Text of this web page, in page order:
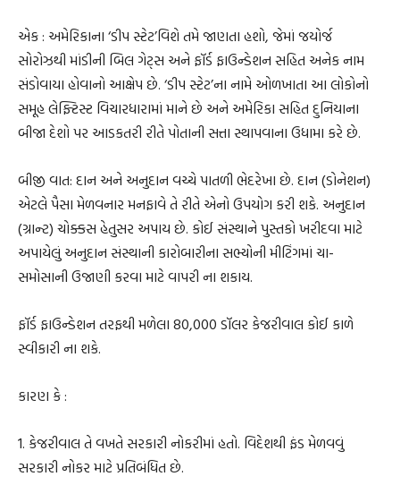
એક : અમેરિકાના ‘ડીપ સ્ટેટ’વિશે તમે જાણતા હશો, જેમાં જયોર્જ
સોરોઝથી માંડીની બિલ ગેટ્સ અને ફૉર્ડ ફાઉન્ડેશન સહિત અનેક નામ
સંડોવાયા હોવાનો આક્ષેપ છે. ‘ડીપ સ્ટેટ’ના નામે ઓળખાતા આ લોકોનો
સમૂહ લેફ્ટિસ્ટ વિચારધારામાં માને છે અને અમેરિકા સહિત દુનિયાના
બીજા દેશો પર આડકતરી રીતે પોતાની સત્તા સ્થાપવાના ઉધામા કરે છે.
બીજી વાત: દાન અને અનુદાન વચ્ચે પાતળી ભેદરેખા છે. દાન (ડોનેશન)
એટલે પૈસા મેળવનાર મનફાવે તે રીતે એનો ઉપયોગ કરી શકે. અનુદાન
(ગ્રાન્ટ) ચોક્કસ હેતુસર અપાય છે. કોઈ સંસ્થાને પુસ્તકો ખરીદવા માટે
અપાયેલું અનુદાન સંસ્થાની કારોબારીના સભ્યોની મીટિંગમાં ચા-
સમોસાની ઉજાણી કરવા માટે વાપરી ના શકાય.
ફૉર્ડ ફાઉન્ડેશન તરફથી મળેલા 80,000 ડૉલર કેજરીવાલ કોઈ કાળે
સ્વીકારી ના શકે.
કારણ કે :
1. કેજરીવાલ તે વખતે સરકારી નોકરીમાં હતો. વિદેશથી ફંડ મેળવવું
સરકારી નોકર માટે પ્રતિબંધિત છે.